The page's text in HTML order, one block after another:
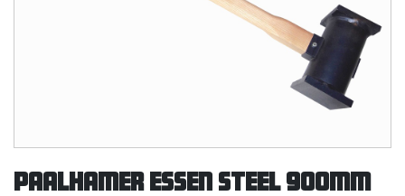
Paalhamer essen steel 900mm